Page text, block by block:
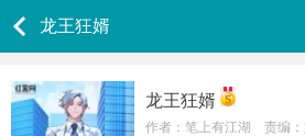
龙王狂婿
龙王狂婿
作者：笔上有江湖 责编：